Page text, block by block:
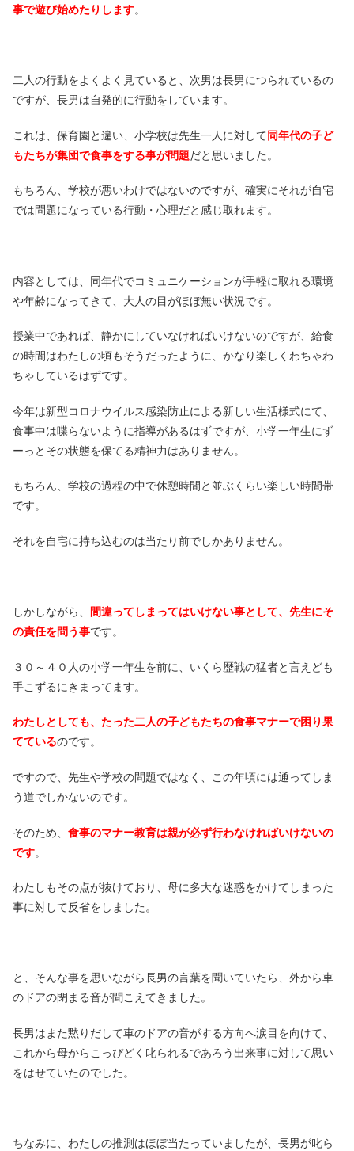
事で遊び始めたりします。
二人の行動をよくよく見ていると、次男は長男につられているの
ですが、長男は自発的に行動をしています。
これは、保育園と違い、小学校は先生一人に対して同年代の子ど
もたちが集団で食事をする事が問題だと思いました。
もちろん、学校が悪いわけではないのですが、確実にそれが自宅
では問題になっている行動・心理だと感じ取れます。
内容としては、同年代でコミュニケーションが手軽に取れる環境
や年齢になってきて、大人の目がほぼ無い状況です。
授業中であれば、静かにしていなければいけないのですが、給食
の時間はわたしの頃もそうだったように、かなり楽しくわちゃわ
ちゃしているはずです。
今年は新型コロナウイルス感染防止による新しい生活様式にて、
食事中は喋らないように指導があるはずですが、小学一年生にず
ーっとその状態を保てる精神力はありません。
もちろん、学校の過程の中で休憩時間と並ぶくらい楽しい時間帯
です。
それを自宅に持ち込むのは当たり前でしかありません。
しかしながら、
間違ってしまってはいけない事として、先生にそ
の責任を問う事です。
３０～４０人の小学一年生を前に、いくら歴戦の猛者と言えども
手こずるにきまってます。
わたしとしても、たった二人の子どもたちの食事マナーで困り果
てているのです。
ですので、先生や学校の問題ではなく、この年頃には通ってしま
う道でしかないのです。
そのため、 食事のマナー教育は親が必ず行わなければいけないの
です。
わたしもその点が抜けており、母に多大な迷惑をかけてしまった
事に対して反省をしました。
と、そんな事を思いながら長男の言葉を聞いていたら、外から車
のドアの閉まる音が聞こえてきました。
長男はまた黙りだして車のドアの音がする方向へ涙目を向けて、
これから母からこっぴどく叱られるであろう出来事に対して思い
をはせていたのでした。
ちなみに、わたしの推測はほぼ当たっていましたが、長男が叱ら